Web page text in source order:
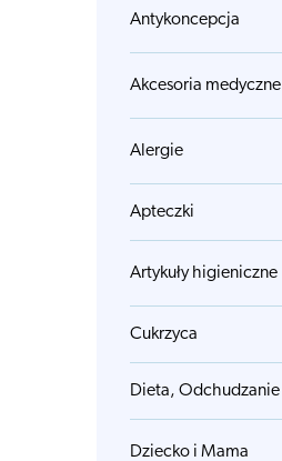
Antykoncepcja
Akcesoria medyczne
Alergie
Apteczki
Artykuły higieniczne
Cukrzyca
Dieta, Odchudzanie
Dziecko i Mama